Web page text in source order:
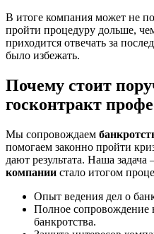
В итоге компания может не
пройти процедуру дольше,
приходится отвечать за
было избежать.
Почему стоит
госконтракт
Мы сопровождаем
помогаем законно пройти
дают результата. Наша
компании стало итогом
Опыт ведения дел о
Полное сопровождение
банкротства.